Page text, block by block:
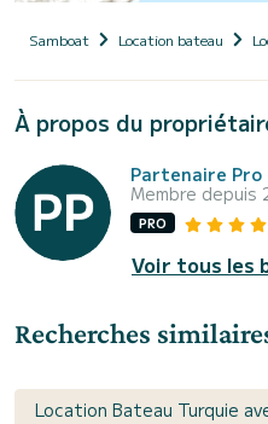
Samboat Location bateau
À propos du
Partenaire Pro
Membre depuis
PRO
Voir tous les
Recherches
Location Bateau Turquie